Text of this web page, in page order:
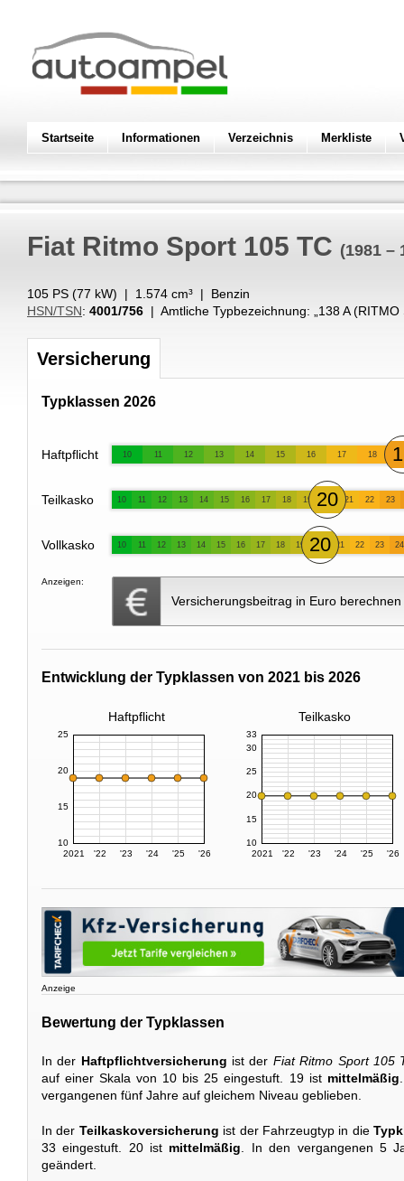
Startseite Informationen Verzeichnis Merkliste
Fiat Ritmo Sport 105 TC (1981 –
105 PS (77 kW) | 1.574 cm³ | Benzin
HSN/TSN: 4001/756 | Amtliche Typbezeichnung: „ 138 A
Versicherung
Typklassen 2026
Haftpflicht 10 11 12 13 14 15 16 17 18
Teilkasko 10 11 12 13 14 15 16 17 18 19 20 21 22 23
Vollkasko 10 11 12 13 14 15 16 17 18 19 20 21 22 23 24
Anzeigen:
Versicherungsbeitrag in Euro berechnen
Entwicklung der Typklassen von 2021 bis 2026
Haftpflicht Teilkasko
2021 '22 '23 '24 '25 '26
10
15
20
25
2021 '22 '23 '24 '25 '26
10
15
20
25
30
33
Anzeige
Bewertung der Typklassen
In der Haftpflichtversicherung ist der Fiat Ritmo Sport 105
auf einer Skala von 10 bis 25 eingestuft. 19 ist mittelmäßig
vergangenen fünf Jahre auf gleichem Niveau geblieben.
In der Teilkaskoversicherung ist der Fahrzeugtyp in die
33 eingestuft. 20 ist mittelmäßig . In den vergangenen 5
geändert.